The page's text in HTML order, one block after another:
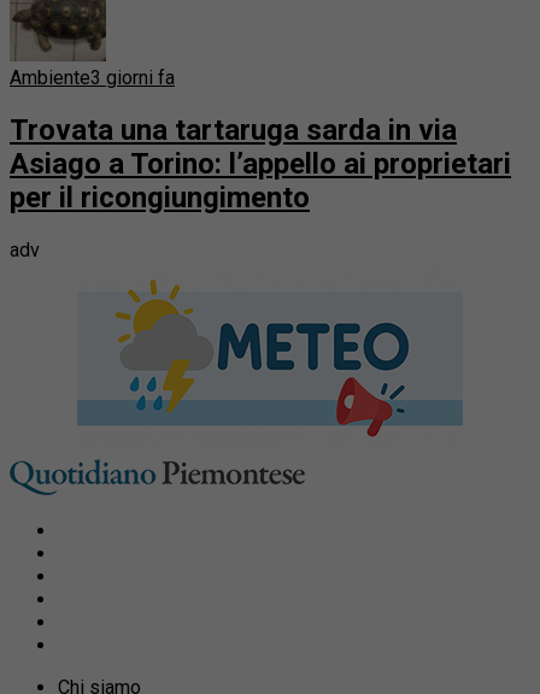
Ambiente3 giorni fa
Trovata una tartaruga sarda in via
Asiago a Torino: l’appello ai proprietari
per il ricongiungimento
adv
Chi siamo